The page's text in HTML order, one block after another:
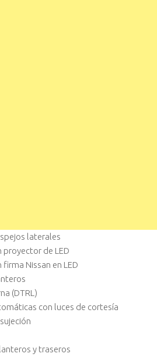
laterales
proyector de LED
Nissan en LED
(DTRL)
con luces de cortesía
y traseros